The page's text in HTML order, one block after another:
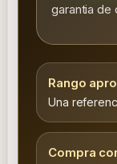
garantia de
Rango
Una
Compra